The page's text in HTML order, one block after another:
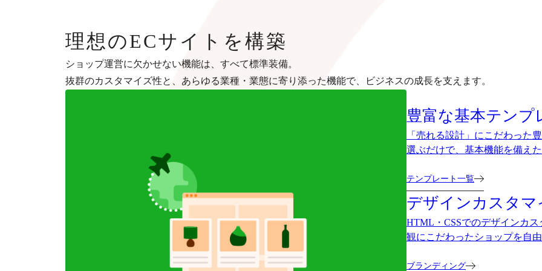
理想のECサイトを構築
ショップ運営に欠かせない機能は、すべて標準装備。
抜群のカスタマイズ性と、あらゆる業種・業態に寄り添った機能で、ビジネスの成長を支えます。
豊富な基本テンプ
「売れる設計」にこだわった
選ぶだけで、基本機能を備え
テンプレート一覧
デザインカスタマ
HTML・CSSでのデザインカ
観にこだわったショップを自
ブランディング